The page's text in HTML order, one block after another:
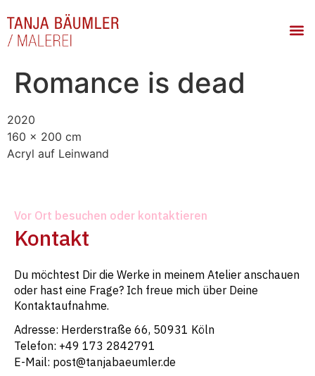
Romance is dead
2020
160 x 200 cm
Acryl auf Leinwand
Vor Ort besuchen oder kontaktieren
Kontakt
Du möchtest Dir die Werke in meinem Atelier anschauen
oder hast eine Frage? Ich freue mich über Deine
Kontaktaufnahme.
Adresse: Herderstraße 66, 50931 Köln
Telefon: +49 173 2842791
E-Mail: post@tanjabaeumler.de